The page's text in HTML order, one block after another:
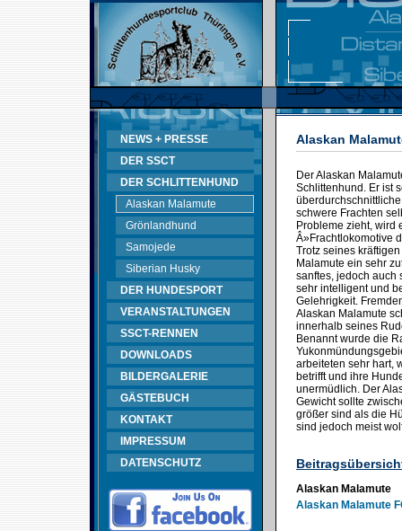
NEWS + PRESSE
DER SSCT
DER SCHLITTENHUND
Alaskan Malamute
Grönlandhund
Samojede
Siberian Husky
DER HUNDESPORT
VERANSTALTUNGEN
SSCT-RENNEN
DOWNLOADS
BILDERGALERIE
GÄSTEBUCH
KONTAKT
IMPRESSUM
DATENSCHUTZ
Alaskan
Der Alaskan
Schlittenhund. Er ist
schwere Frachten
Probleme zieht, wird
Â»Frachtlokomotive
Trotz seines
Malamute ein sehr
sanftes, jedoch auch
sehr intelligent und
Gelehrigkeit.
Alaskan Malamute
innerhalb seines
Benannt wurde die
arbeiteten sehr hart,
betrifft und ihre
unermüdlich. Der
Gewicht sollte
größer sind als die
sind jedoch meist
Alaskan Malamute
Alaskan Malamute